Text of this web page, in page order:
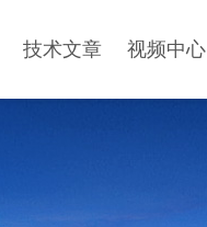
技术文章 视频中心